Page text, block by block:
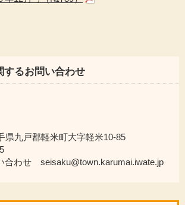
するお問い合わせ
九戸郡軽米町大字軽米10-85
合わせ seisaku@town.karumai.iwate.jp